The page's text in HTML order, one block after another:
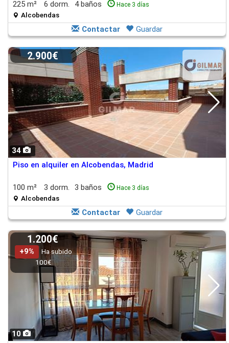
225 m² 6 dorm. 4 baños Hace 3 días
Alcobendas
Contactar Guardar
34
2.900€
Piso en alquiler en Alcobendas, Madrid
100 m² 3 dorm. 3 baños Hace 3 días
Alcobendas
Contactar Guardar
10
1.200€
+9%
Ha subido
100€